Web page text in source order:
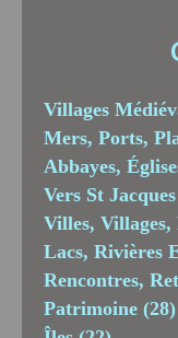
Villages
Mers, Ports,
Abbayes,
Vers St Jacques
Villes, Villages,
Lacs, Rivières
Rencontres,
Patrimoine (28)